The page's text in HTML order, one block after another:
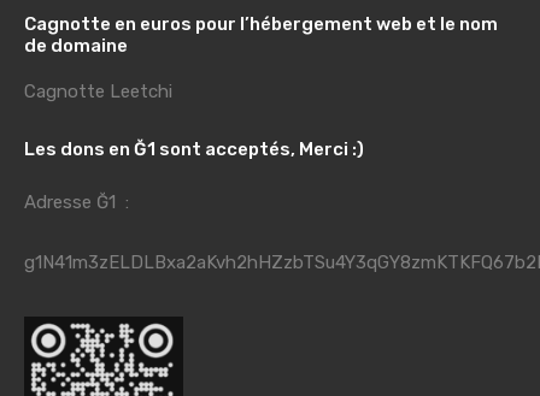
Cagnotte en euros pour l’hébergement web et le nom
de domaine
Cagnotte Leetchi
Les dons en Ğ1 sont acceptés, Merci :)
Adresse Ğ1 :